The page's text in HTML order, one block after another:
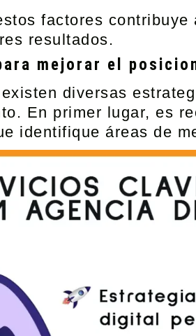
factores
resultados.
mejorar el
diversas
En primer lugar, es
identifique áreas de